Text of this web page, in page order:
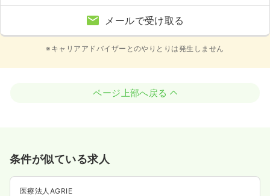
メールで受け取る
※キャリアアドバイザーとのやりとりは発生しません
ページ上部へ戻る
条件が似ている求人
医療法人AGRIE